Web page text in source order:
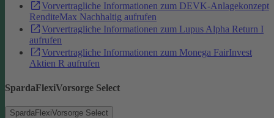
Vorvertragliche Informationen zum DEVK-Anlagekonzept
RenditeMax Nachhaltig aufrufen
Vorvertragliche Informationen zum Lupus Alpha Return I
aufrufen
Vorvertragliche Informationen zum Monega FairInvest
Aktien R aufrufen
SpardaFlexiVorsorge Select
SpardaFlexiVorsorge Select